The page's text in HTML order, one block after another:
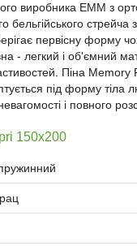
виробника ЕММ з
бельгійського
первісну форму
- легкий і об'ємний
Піна Memory
під форму
і повного
150x200